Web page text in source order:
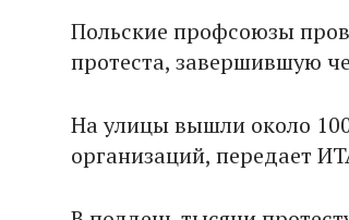
Польские профсоюзы
протеста, завершившую
На улицы вышли около
организаций, передает